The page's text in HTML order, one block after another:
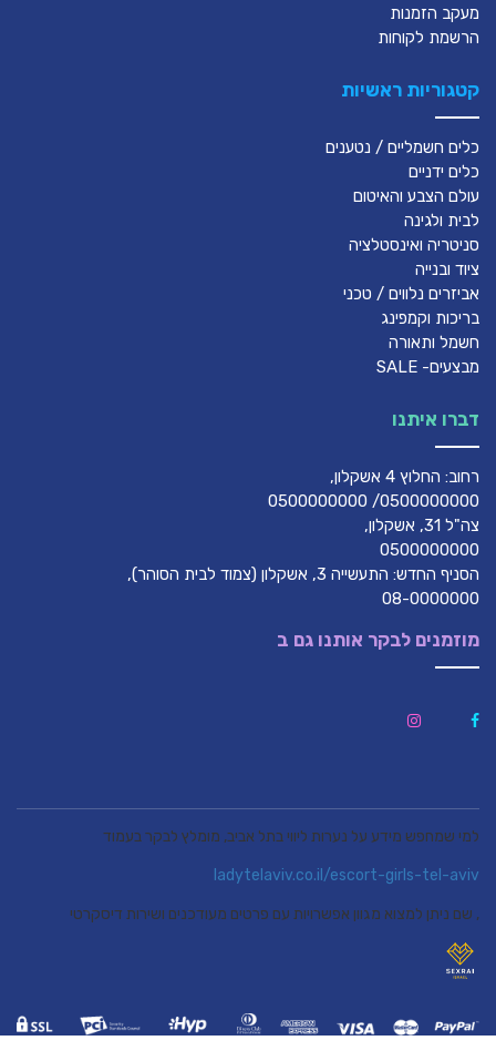
מעקב הזמנות
הרשמת לקוחות
קטגוריות ראשיות
כלים חשמליים / נטענים
כלים ידניים
עולם הצבע והאיטום
לבית ולגינה
סניטריה ואינסטלציה
ציוד ובנייה
אביזרים נלווים / טכני
בריכות וקמפינג
חשמל ותאורה
מבצעים- SALE
דברו איתנו
רחוב: החלוץ 4 אשקלון,
0500000000/ 0500000000
צה"ל 31, אשקלון,
0500000000
הסניף החדש: התעשייה 3, אשקלון (צמוד לבית הסוהר),
08-0000000
מוזמנים לבקר אותנו גם ב
למי שמחפש מידע על נערות ליווי בתל אביב, מומלץ לבקר בעמוד
ladytelaviv.co.il/escort-girls-tel-aviv
, שם ניתן למצוא מגוון אפשרויות עם פרטים מעודכנים ושירות דיסקרטי